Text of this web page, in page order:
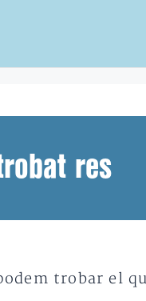
res
trobar el